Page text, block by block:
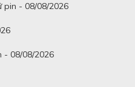
pin - 08/08/2026
- 08/08/2026